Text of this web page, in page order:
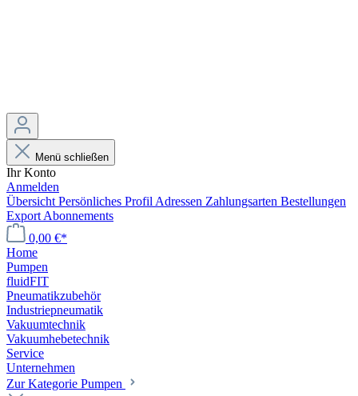
Menü schließen
Ihr Konto
Anmelden
Übersicht Persönliches Profil Adressen Zahlungsarten Bestellungen
Export Abonnements
0,00 €*
Home
Pumpen
fluidFIT
Pneumatikzubehör
Industriepneumatik
Vakuumtechnik
Vakuumhebetechnik
Service
Unternehmen
Zur Kategorie Pumpen